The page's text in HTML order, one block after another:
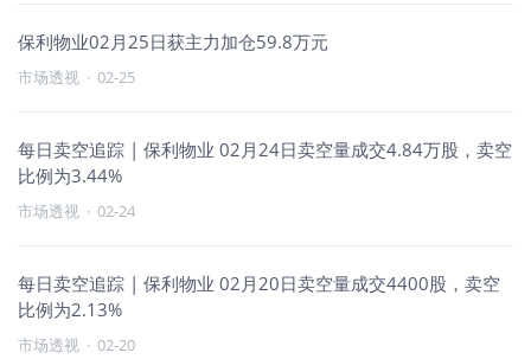
保利物业02月25日获主力加仓59.8万元
市场透视 · 02-25
每日卖空追踪 | 保利物业 02月24日卖空量成交4.84万股，卖空
比例为3.44%
市场透视 · 02-24
每日卖空追踪 | 保利物业 02月20日卖空量成交4400股，卖空
比例为2.13%
市场透视 · 02-20